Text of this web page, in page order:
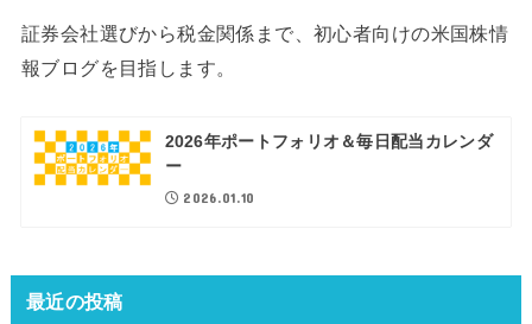
証券会社選びから税金関係まで、初心者向けの米国株情
報ブログを目指します。
2026年ポートフォリオ＆毎日配当カレンダ
ー
2026.01.10
最近の投稿